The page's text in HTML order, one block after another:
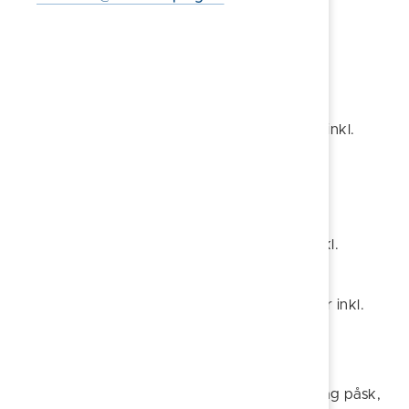
(1 495 kr inkl.
(325 kr inkl.
(525 kr inkl.
Långfredag, påskafton, påskdagen, annandag påsk,